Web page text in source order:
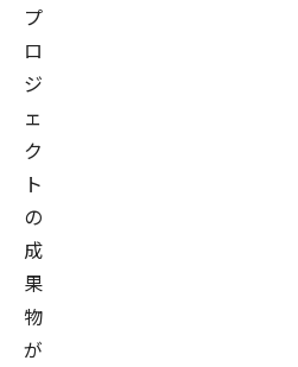
プ
ロ
ジ
ェ
ク
ト
の
成
果
物
が